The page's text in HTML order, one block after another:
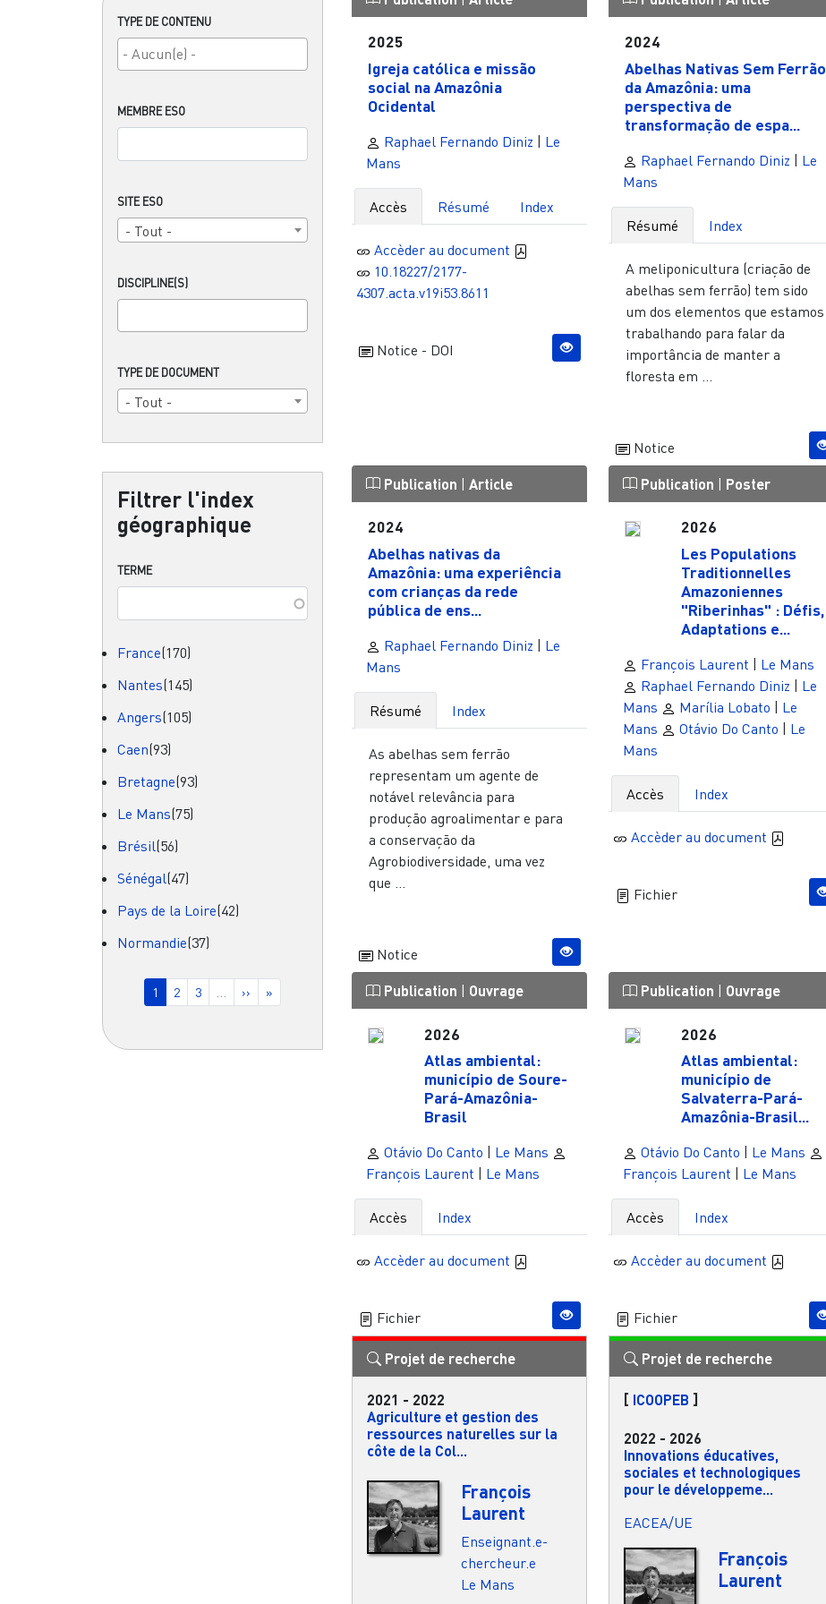
TYPE DE CONTENU
MEMBRE ESO
SITE ESO
- Tout -
DISCIPLINE(S)
TYPE DE DOCUMENT
- Tout -
Filtrer l'index
géographique
TERME
France(170)
Nantes(145)
Angers(105)
Caen(93)
Bretagne(93)
Le Mans(75)
Brésil(56)
Sénégal(47)
Pays de la Loire(42)
Normandie(37)
Pagination
Page courante
1 Page
2 Page
3 Page suivante
›› Dernière page
»
2025
Igreja católica e missão
social na Amazônia
Ocidental
Raphael Fernando Diniz | Le
Mans
Accès Résumé Index
Accèder au document
10.18227/2177-
4307.acta.v19i53.8611
Notice - DOI
2024
Abelhas Nativas Sem Ferrão
da Amazônia: uma
perspectiva de
transformação de espa...
Raphael Fernando Diniz | Le
Mans
Résumé Index
A meliponicultura (criação de
abelhas sem ferrão) tem sido
um dos elementos que estamos
trabalhando para falar da
importância de manter a
floresta em ...
Notice
Publication | Article
2024
Abelhas nativas da
Amazônia: uma experiência
com crianças da rede
pública de ens...
Raphael Fernando Diniz | Le
Mans
Résumé Index
As abelhas sem ferrão
representam um agente de
notável relevância para
produção agroalimentar e para
a conservação da
Agrobiodiversidade, uma vez
que ...
Notice
Publication | Poster
2026
Les Populations
Traditionnelles
Amazoniennes
"Riberinhas" : Défis,
Adaptations e...
François Laurent | Le Mans
Raphael Fernando Diniz | Le
Mans
Marília Lobato | Le
Mans
Otávio Do Canto | Le
Mans
Accès Index
Accèder au document
Fichier
Publication | Ouvrage
2026
Atlas ambiental:
município de Soure-
Pará-Amazônia-
Brasil
Otávio Do Canto
Le Mans
François Laurent
Le Mans
Accès Index
Accèder au document
Fichier
Publication | Ouvrage
2026
Atlas ambiental:
município de
Salvaterra-Pará-
Amazônia-Brasil...
Otávio Do Canto
Le Mans
François Laurent
Le Mans
Accès Index
Accèder au document
Fichier
Projet de recherche
2021 - 2022
Agriculture et gestion des
ressources naturelles sur la
côte de la Col...
François
Laurent
Enseignant.e-
chercheur.e
Le Mans
Projet de recherche
[ ICOOPEB ]
2022 - 2026
Innovations éducatives,
sociales et technologiques
pour le développeme...
EACEA/UE
François
Laurent